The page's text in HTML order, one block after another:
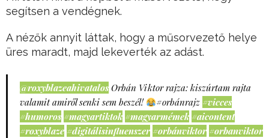
segítsen a vendégnek.
A nézők annyit láttak, hogy a műsorvezető helye
üres maradt, majd lekeverték az adást.
@roxyblazeahivatalos Orbán Viktor rajza: kiszúrtam rajta
valamit amiről senki sem beszél!
#orbánrajz #vicces
#humoros #magyartiktok #magyarmémek #aicontent
#roxyblaze #digitálisinfluenszer #orbánviktor #orbanviktor